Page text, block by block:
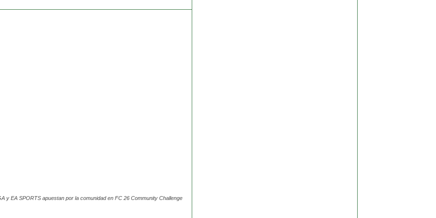
y EA SPORTS apuestan por la comunidad en FC 26 Community Challenge